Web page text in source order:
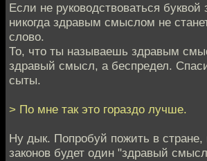
Если не руководствоваться буквой
никогда здравым смыслом не
слово.
То, что ты называешь здравым
здравый смысл, а беспредел.
сыты.
> По мне так это гораздо лучше.
Ну дык. Попробуй пожить в стране,
законов будет один "здравый